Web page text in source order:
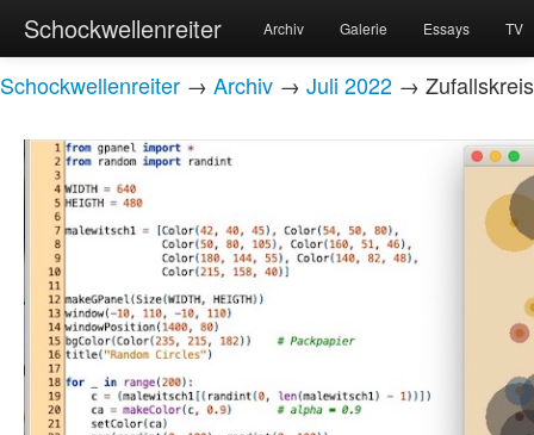
Schockwellenreiter Archiv Galerie Essays TV
Schockwellenreiter → Archiv → Juli 2022 →